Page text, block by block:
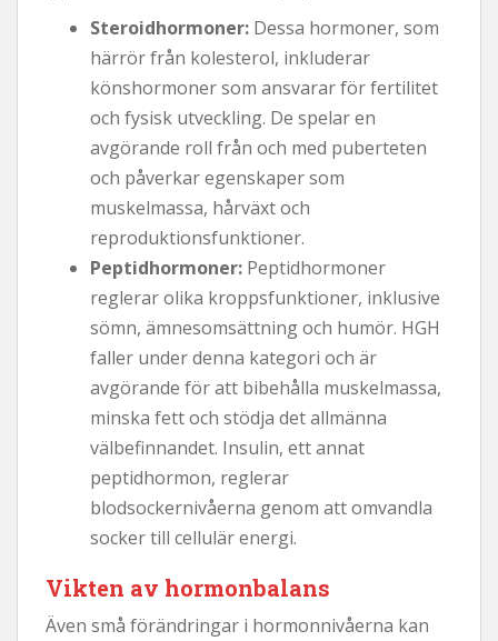
Steroidhormoner: Dessa hormoner, som
härrör från kolesterol, inkluderar
könshormoner som ansvarar för fertilitet
och fysisk utveckling. De spelar en
avgörande roll från och med puberteten
och påverkar egenskaper som
muskelmassa, hårväxt och
reproduktionsfunktioner.
Peptidhormoner: Peptidhormoner
reglerar olika kroppsfunktioner, inklusive
sömn, ämnesomsättning och humör. HGH
faller under denna kategori och är
avgörande för att bibehålla muskelmassa,
minska fett och stödja det allmänna
välbefinnandet. Insulin, ett annat
peptidhormon, reglerar
blodsockernivåerna genom att omvandla
socker till cellulär energi.
Vikten av hormonbalans
Även små förändringar i hormonnivåerna kan